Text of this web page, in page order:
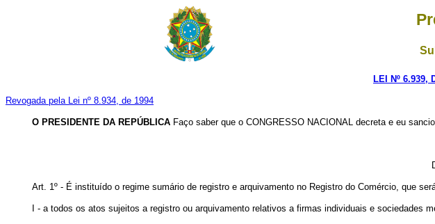
LEI Nº 6.939,
Revogada pela Lei nº 8.934, de 1994
O PRESIDENTE DA REPÚBLICA Faço saber que o CONGRESSO NACIONAL decreta e eu
Art. 1º - É instituído o regime sumário de registro e arquivamento no Registro do Comércio, que
I - a todos os atos sujeitos a registro ou arquivamento relativos a firmas individuais e sociedades